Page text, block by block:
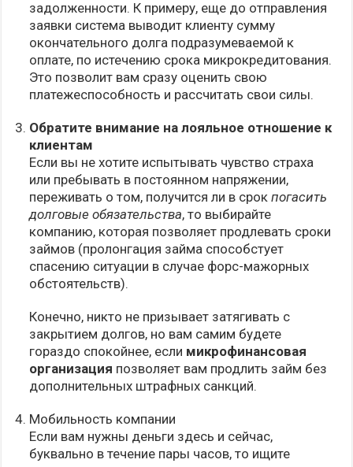
задолженности. К примеру, еще до отправления
заявки система выводит клиенту сумму
окончательного долга подразумеваемой к
оплате, по истечению срока микрокредитования.
Это позволит вам сразу оценить свою
платежеспособность и рассчитать свои силы.
Обратите внимание на лояльное отношение к
клиентам
Если вы не хотите испытывать чувство страха
или пребывать в постоянном напряжении,
переживать о том, получится ли в срокпогасить
долговые обязательства, то выбирайте
компанию, которая позволяет продлевать сроки
займов (пролонгация займа способстует
спасению ситуации в случае форс-мажорных
обстоятельств).
Конечно, никто не призывает затягивать с
закрытием долгов, но вам самим будете
гораздо спокойнее, если микрофинансовая
организация позволяет вам продлить займ без
дополнительных штрафных санкций.
Мобильность компании
Если вам нужны деньги здесь и сейчас,
буквально в течение пары часов, то ищите